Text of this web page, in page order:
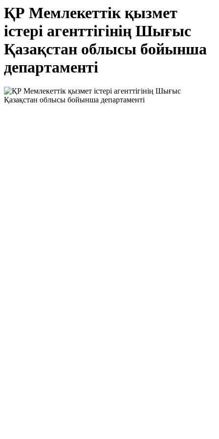
ҚР Мемлекеттік қызмет
істері агенттігінің Шығыс
Қазақстан облысы бойынша
департаменті